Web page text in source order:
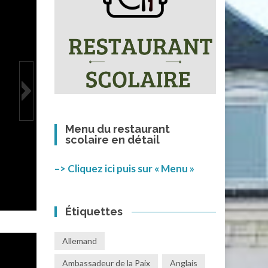
Menu du restaurant
scolaire en détail
–> Cliquez ici puis sur « Menu »
Étiquettes
Allemand
Ambassadeur de la Paix Anglais